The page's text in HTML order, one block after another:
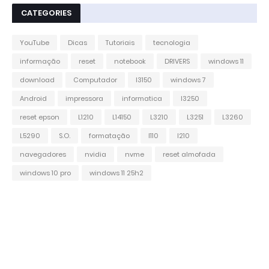
CATEGORIES
YouTube Dicas Tutoriais
tecnologia
informação
reset notebook DRIVERS
windows 11
download
Computador l3150
windows 7
Android
impressora informatica
l3250
reset epson
L1210 L14150 L3210 L3251
L3260
L5290
S.O. formatação l110
l210
navegadores
nvidia nvme
reset almofada
windows 10 pro
windows 11 25h2